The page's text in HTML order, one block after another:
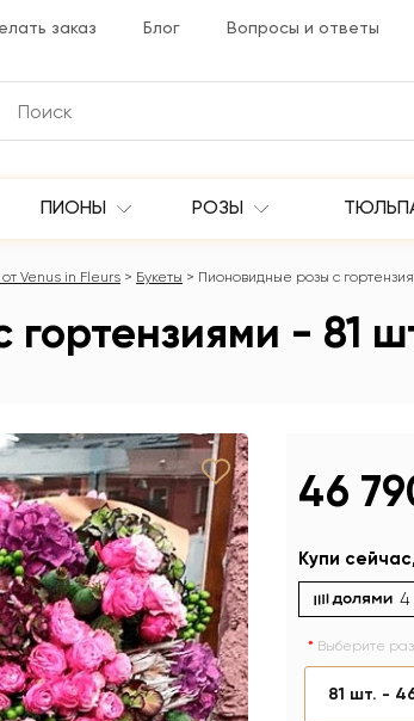
заказ Блог Вопросы и ответы
ПИОНЫ РОЗЫ
Venus in Fleurs Букеты Пионовидные розы с
- 81
46
Купи
4
Выберите
81 шт. -